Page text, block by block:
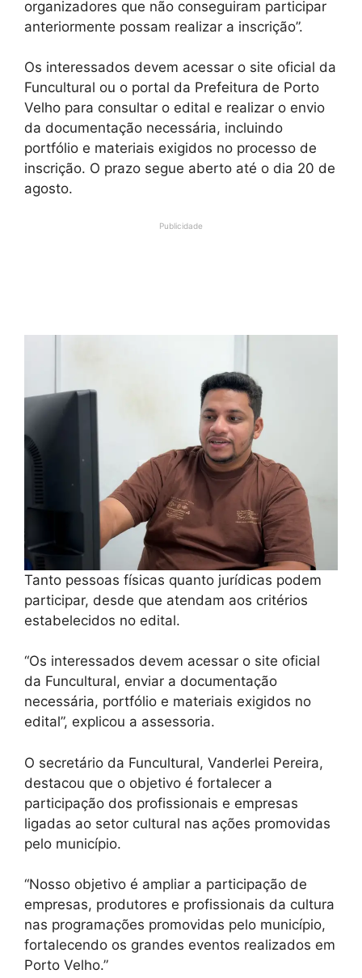
organizadores que não conseguiram participar
anteriormente possam realizar a inscrição”.
Os interessados devem acessar o site oficial da
Funcultural ou o portal da Prefeitura de Porto
Velho para consultar o edital e realizar o envio
da documentação necessária, incluindo
portfólio e materiais exigidos no processo de
inscrição. O prazo segue aberto até o dia 20 de
agosto.
Publicidade
Tanto pessoas físicas quanto jurídicas podem
participar, desde que atendam aos critérios
estabelecidos no edital.
“Os interessados devem acessar o site oficial
da Funcultural, enviar a documentação
necessária, portfólio e materiais exigidos no
edital”, explicou a assessoria.
O secretário da Funcultural, Vanderlei Pereira,
destacou que o objetivo é fortalecer a
participação dos profissionais e empresas
ligadas ao setor cultural nas ações promovidas
pelo município.
“Nosso objetivo é ampliar a participação de
empresas, produtores e profissionais da cultura
nas programações promovidas pelo município,
fortalecendo os grandes eventos realizados em
Porto Velho.”